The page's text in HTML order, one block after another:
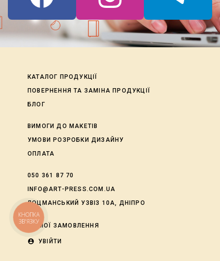
КАТАЛОГ ПРОДУКЦІЇ
ПОВЕРНЕННЯ ТА ЗАМІНА ПРОДУКЦІЇ
БЛОГ
ВИМОГИ ДО МАКЕТІВ
УМОВИ РОЗРОБКИ ДИЗАЙНУ
ОПЛАТА
050 361 87 70
INFO@ART-PRESS.COM.UA
ЛОЦМАНСЬКИЙ УЗВІЗ 10А, ДНІПРО
shopping_cart МОЇ ЗАМОВЛЕННЯ
account_circle УВІЙТИ
КНОПКА
ЗВ'ЯЗКУ